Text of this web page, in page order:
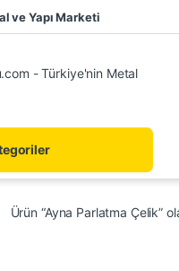
ve Yapı Marketi
Ürün “Ayna Parlatma Çelik”